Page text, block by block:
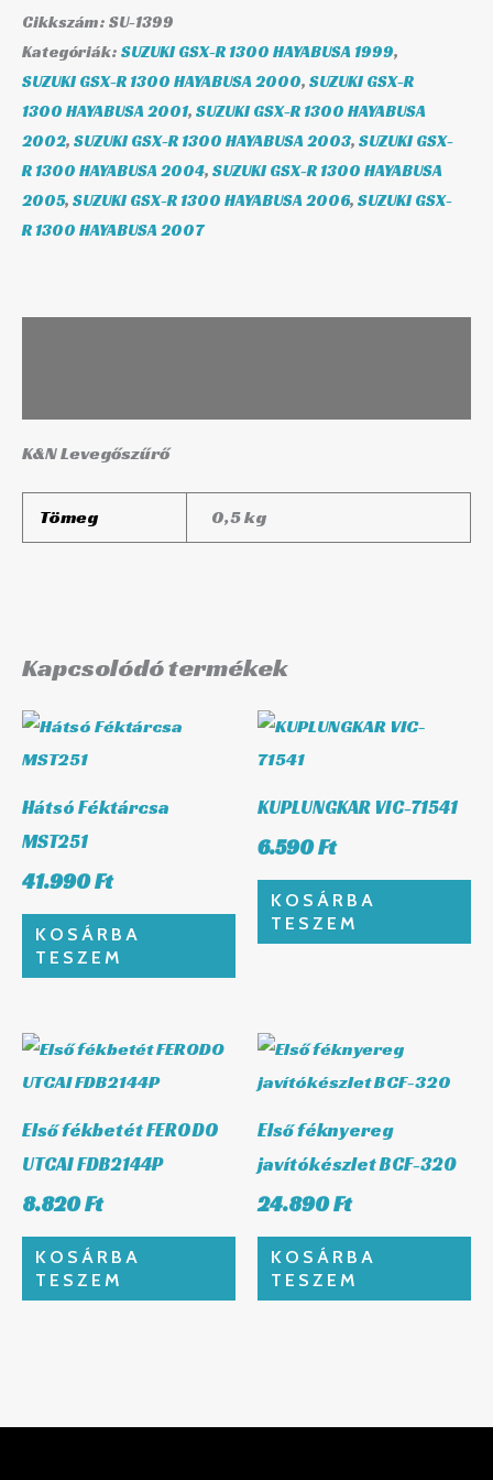
Cikkszám: SU-1399
Kategóriák: SUZUKI GSX-R 1300 HAYABUSA 1999,
SUZUKI GSX-R 1300 HAYABUSA 2000, SUZUKI GSX-R
1300 HAYABUSA 2001, SUZUKI GSX-R 1300 HAYABUSA
2002, SUZUKI GSX-R 1300 HAYABUSA 2003, SUZUKI GSX-
R 1300 HAYABUSA 2004, SUZUKI GSX-R 1300 HAYABUSA
2005, SUZUKI GSX-R 1300 HAYABUSA 2006, SUZUKI GSX-
R 1300 HAYABUSA 2007
K&N Levegőszűrő
Tömeg 0,5 kg
Kapcsolódó termékek
Hátsó Féktárcsa
MST251
41.990Ft
KOSÁRBA
TESZEM
KUPLUNGKAR VIC-71541
6.590Ft
KOSÁRBA
TESZEM
Első fékbetét FERODO
UTCAI FDB2144P
8.820Ft
KOSÁRBA
TESZEM
Első féknyereg
javítókészlet BCF-320
24.890Ft
KOSÁRBA
TESZEM